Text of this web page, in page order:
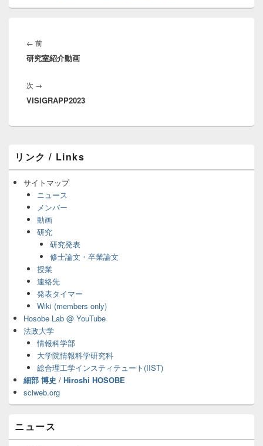
稿
ナ
ゲ
ー
シ
← 前前
の
研究室紹介動画
次 →
の
稿:
VISIGRAPP2023
ン
サ
ア
リンク / Links
サイトマップ
ニュース
メンバー
動画
研究
研究発表
修士論文・卒業論文
授業
連絡先
発表タイマー
Wiki (members only)
Hosobe Lab @ YouTube
法政大学
情報科学部
大学院情報科学研究科
総合理工学インスティテュート(IIST)
細部 博史 / Hiroshi HOSOBE
sciweb.org
ニュース